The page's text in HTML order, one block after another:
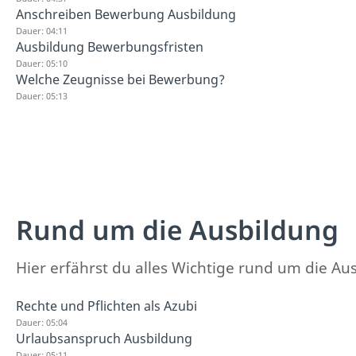
Anschreiben Bewerbung Ausbildung
Dauer: 04:11
Ausbildung Bewerbungsfristen
Dauer: 05:10
Welche Zeugnisse bei Bewerbung?
Dauer: 05:13
Rund um die Ausbildung
Hier erfährst du alles Wichtige rund um die
Rechte und Pflichten als Azubi
Dauer: 05:04
Urlaubsanspruch Ausbildung